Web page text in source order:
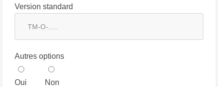
Version standard
Autres options
Oui Non